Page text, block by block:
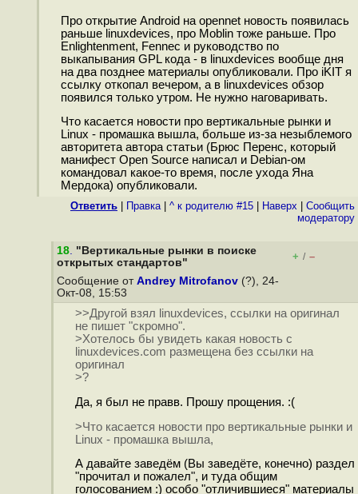
Про открытие Android на opennet новость появилась
раньше linuxdevices, про Moblin тоже раньше. Про
Enlightenment, Fennec и руководство по
выкапывания GPL кода - в linuxdevices вообще дня
на два позднее материалы опубликовали. Про iKIT я
ссылку откопал вечером, а в linuxdevices обзор
появился только утром. Не нужно наговаривать.
Что касается новости про вертикальные рынки и
Linux - промашка вышла, больше из-за незыблемого
авторитета автора статьи (Брюс Перенс, который
манифест Open Source написал и Debian-ом
командовал какое-то время, после ухода Яна
Мердока) опубликовали.
Ответить Правка| ^ к родителю #15 Наверх
Cообщить
модератору
18. "Вертикальные рынки в поиске
открытых стандартов"
+ / –
Сообщение от Andrey Mitrofanov (?), 24-
Окт-08, 15:53
>>Другой взял linuxdevices, ссылки на оригинал
не пишет "скромно".
>Хотелось бы увидеть какая новость с
linuxdevices.com размещена без ссылки на
оригинал
>?
Да, я был не правв. Прошу прощения. :(
>Что касается новости про вертикальные рынки и
Linux - промашка вышла,
А давайте заведём (Вы заведёте, конечно) раздел
"прочитал и пожалел", и туда общим
голосованием :) особо "отличившиеся" материалы